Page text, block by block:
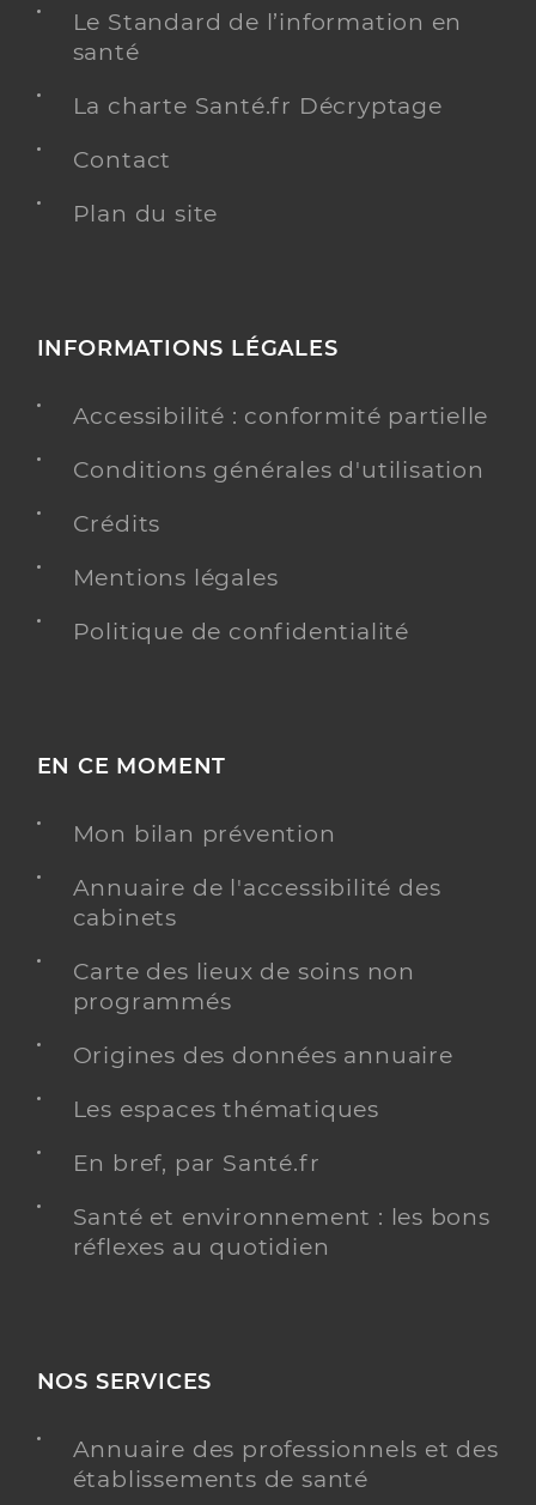
Le Standard de l’information en
santé
La charte Santé.fr Décryptage
Contact
Plan du site
INFORMATIONS LÉGALES
Accessibilité : conformité partielle
Conditions générales d'utilisation
Crédits
Mentions légales
Politique de confidentialité
EN CE MOMENT
Mon bilan prévention
Annuaire de l'accessibilité des
cabinets
Carte des lieux de soins non
programmés
Origines des données annuaire
Les espaces thématiques
En bref, par Santé.fr
Santé et environnement : les bons
réflexes au quotidien
NOS SERVICES
Annuaire des professionnels et des
établissements de santé